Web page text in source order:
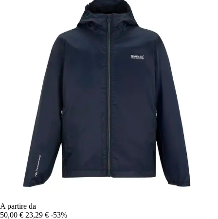
A partire da
50,00 € 23,29 € -53%